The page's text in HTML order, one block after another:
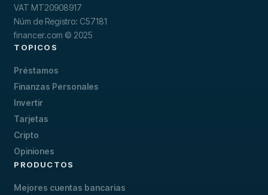
VAT MT20908917
Núm de Registro: C57181
financer.com © 2025
TOPICOS
Préstamos
Finanzas Personales
Invertir
Tarjetas
Cripto
Opiniones
PRODUCTOS
Mejores cuentas bancarias